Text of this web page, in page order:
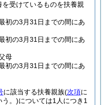
受けているものを扶養親
初の3月31日までの間にあ
初の3月31日までの間にあ
母
初の3月31日までの間にあ
に該当する扶養親族(次項に
う。)については1人につき1